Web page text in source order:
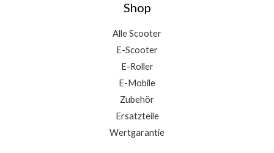
Shop
Alle Scooter
E-Scooter
E-Roller
E-Mobile
Zubehör
Ersatzteile
Wertgarantie